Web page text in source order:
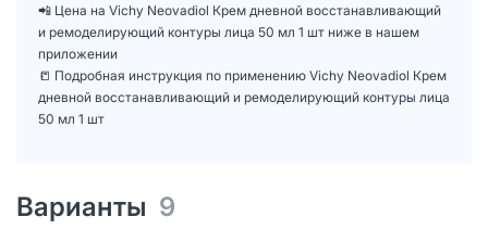
📲 Цена на Vichy Neovadiol Крем дневной восстанавливающий
и ремоделирующий контуры лица 50 мл 1 шт ниже в нашем
приложении
📒 Подробная инструкция по применению Vichy Neovadiol Крем
дневной восстанавливающий и ремоделирующий контуры лица
50 мл 1 шт
Варианты 9